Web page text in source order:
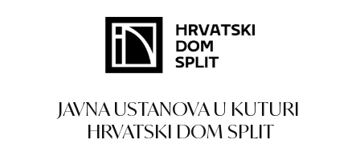
JAVNA USTANOVA U KUTURI
HRVATSKI DOM SPLIT